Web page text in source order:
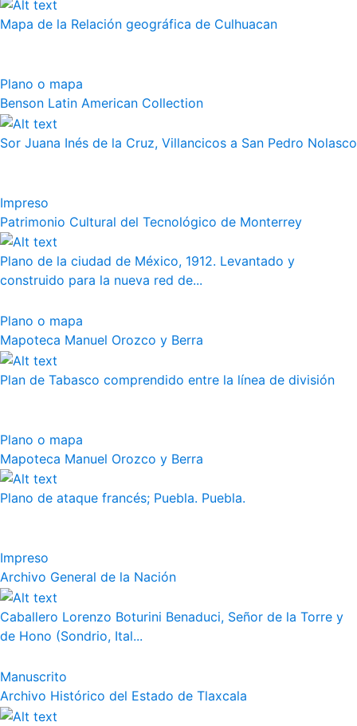
Mapa de la Relación geográfica de Culhuacan
Plano o mapa
Benson Latin American Collection
Sor Juana Inés de la Cruz, Villancicos a San Pedro Nolasco
Impreso
Patrimonio Cultural del Tecnológico de Monterrey
Plano de la ciudad de México, 1912. Levantado y
construido para la nueva red de...
Plano o mapa
Mapoteca Manuel Orozco y Berra
Plan de Tabasco comprendido entre la línea de división
Plano o mapa
Mapoteca Manuel Orozco y Berra
Plano de ataque francés; Puebla. Puebla.
Impreso
Archivo General de la Nación
Caballero Lorenzo Boturini Benaduci, Señor de la Torre y
de Hono (Sondrio, Ital...
Manuscrito
Archivo Histórico del Estado de Tlaxcala